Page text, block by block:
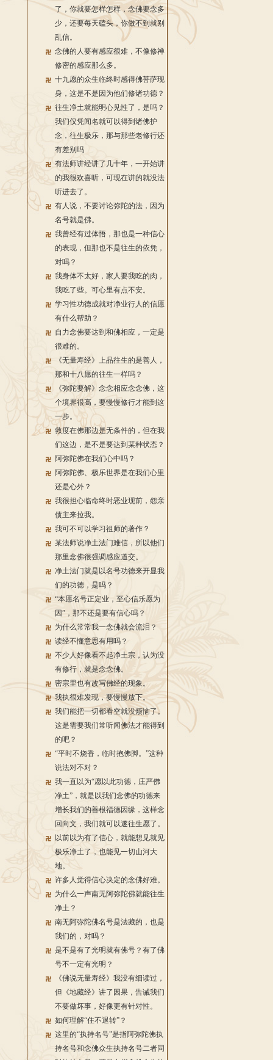
了，你就要怎样怎样，念佛要念多
少，还要每天磕头，你做不到就别
乱信。
念佛的人要有感应很难，不像修禅
修密的感应那么多。
十九愿的众生临终时感得佛菩萨现
身，这是不是因为他们修诸功德？
往生净土就能明心见性了，是吗？
我们仅凭闻名就可以得到诸佛护
念，往生极乐，那与那些老修行还
有差别吗
有法师讲经讲了几十年，一开始讲
的我很欢喜听，可现在讲的就没法
听进去了。
有人说，不要讨论弥陀的法，因为
名号就是佛。
我曾经有过体悟，那也是一种信心
的表现，但那也不是往生的依凭，
对吗？
我身体不太好，家人要我吃的肉，
我吃了些。可心里有点不安。
学习性功德成就对净业行人的信愿
有什么帮助？
自力念佛要达到和佛相应，一定是
很难的。
《无量寿经》上品往生的是善人，
那和十八愿的往生一样吗？
《弥陀要解》念念相应念念佛，这
个境界很高，要慢慢修行才能到这
一步。
救度在佛那边是无条件的，但在我
们这边，是不是要达到某种状态？
阿弥陀佛在我们心中吗？
阿弥陀佛、极乐世界是在我们心里
还是心外？
我很担心临命终时恶业现前，怨亲
债主来拉我。
我可不可以学习祖师的著作？
某法师说净土法门难信，所以他们
那里念佛很强调感应道交。
净土法门就是以名号功德来开显我
们的功德，是吗？
“本愿名号正定业，至心信乐愿为
因”，那不还是要有信心吗？
为什么常常我一念佛就会流泪？
读经不懂意思有用吗？
不少人好像看不起净土宗，认为没
有修行，就是念念佛。
密宗里也有改写佛经的现象。
我执很难发现，要慢慢放下。
我们能把一切都看空就没烦恼了。
这是需要我们常听闻佛法才能得到
的吧？
“平时不烧香，临时抱佛脚。”这种
说法对不对？
我一直以为“愿以此功德，庄严佛
净土”，就是以我们念佛的功德来
增长我们的善根福德因缘，这样念
回向文，我们就可以遂往生愿了。
以前以为有了信心，就能想见就见
极乐净土了，也能见一切山河大
地。
许多人觉得信心决定的念佛好难。
为什么一声南无阿弥陀佛就能往生
净土？
南无阿弥陀佛名号是法藏的，也是
我们的，对吗？
是不是有了光明就有佛号？有了佛
号不一定有光明？
《佛说无量寿经》我没有细读过，
但《地藏经》讲了因果，告诫我们
不要做坏事，好像更有针对性。
如何理解“住不退转”？
这里的“执持名号”是指阿弥陀佛执
持名号和念佛众生执持名号二者同